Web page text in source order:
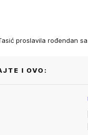
proslavila rođendan
I OVO: